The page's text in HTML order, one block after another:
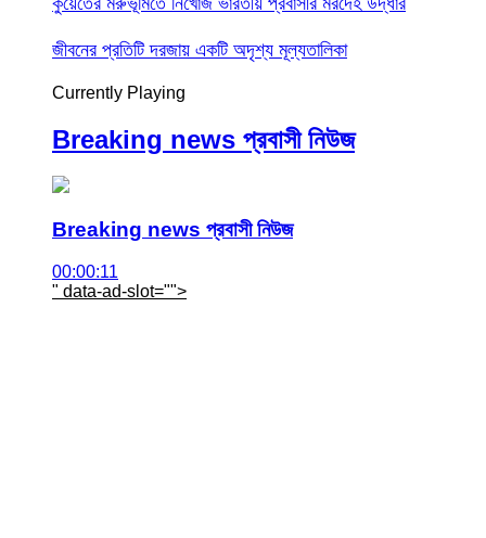
জীবনের প্রতিটি দরজায় একটি অদৃশ্য মূল্যতালিকা
Currently Playing
Breaking news প্রবাসী নিউজ
Breaking news প্রবাসী নিউজ
00:00:11
" data-ad-slot="">